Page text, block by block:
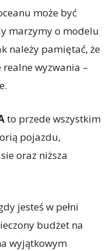
może być
marzymy o modelu
należy pamiętać, że
wyzwania –
to przede wszystkim
pojazdu,
oraz niższa
jesteś w pełni
budżet na
wyjątkowym